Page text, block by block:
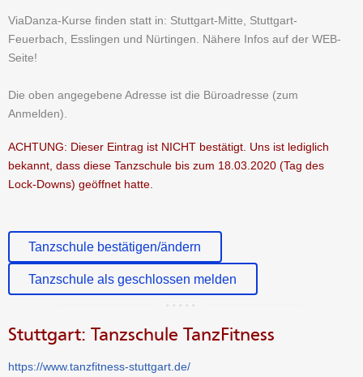
ViaDanza-Kurse finden statt in: Stuttgart-Mitte, Stuttgart-
Feuerbach, Esslingen und Nürtingen. Nähere Infos auf der WEB-
Seite!
Die oben angegebene Adresse ist die Büroadresse (zum
Anmelden).
ACHTUNG: Dieser Eintrag ist NICHT bestätigt. Uns ist lediglich
bekannt, dass diese Tanzschule bis zum 18.03.2020 (Tag des
Lock-Downs) geöffnet hatte.
Tanzschule bestätigen/ändern
Tanzschule als geschlossen melden
Stuttgart: Tanzschule TanzFitness
https://www.tanzfitness-stuttgart.de/